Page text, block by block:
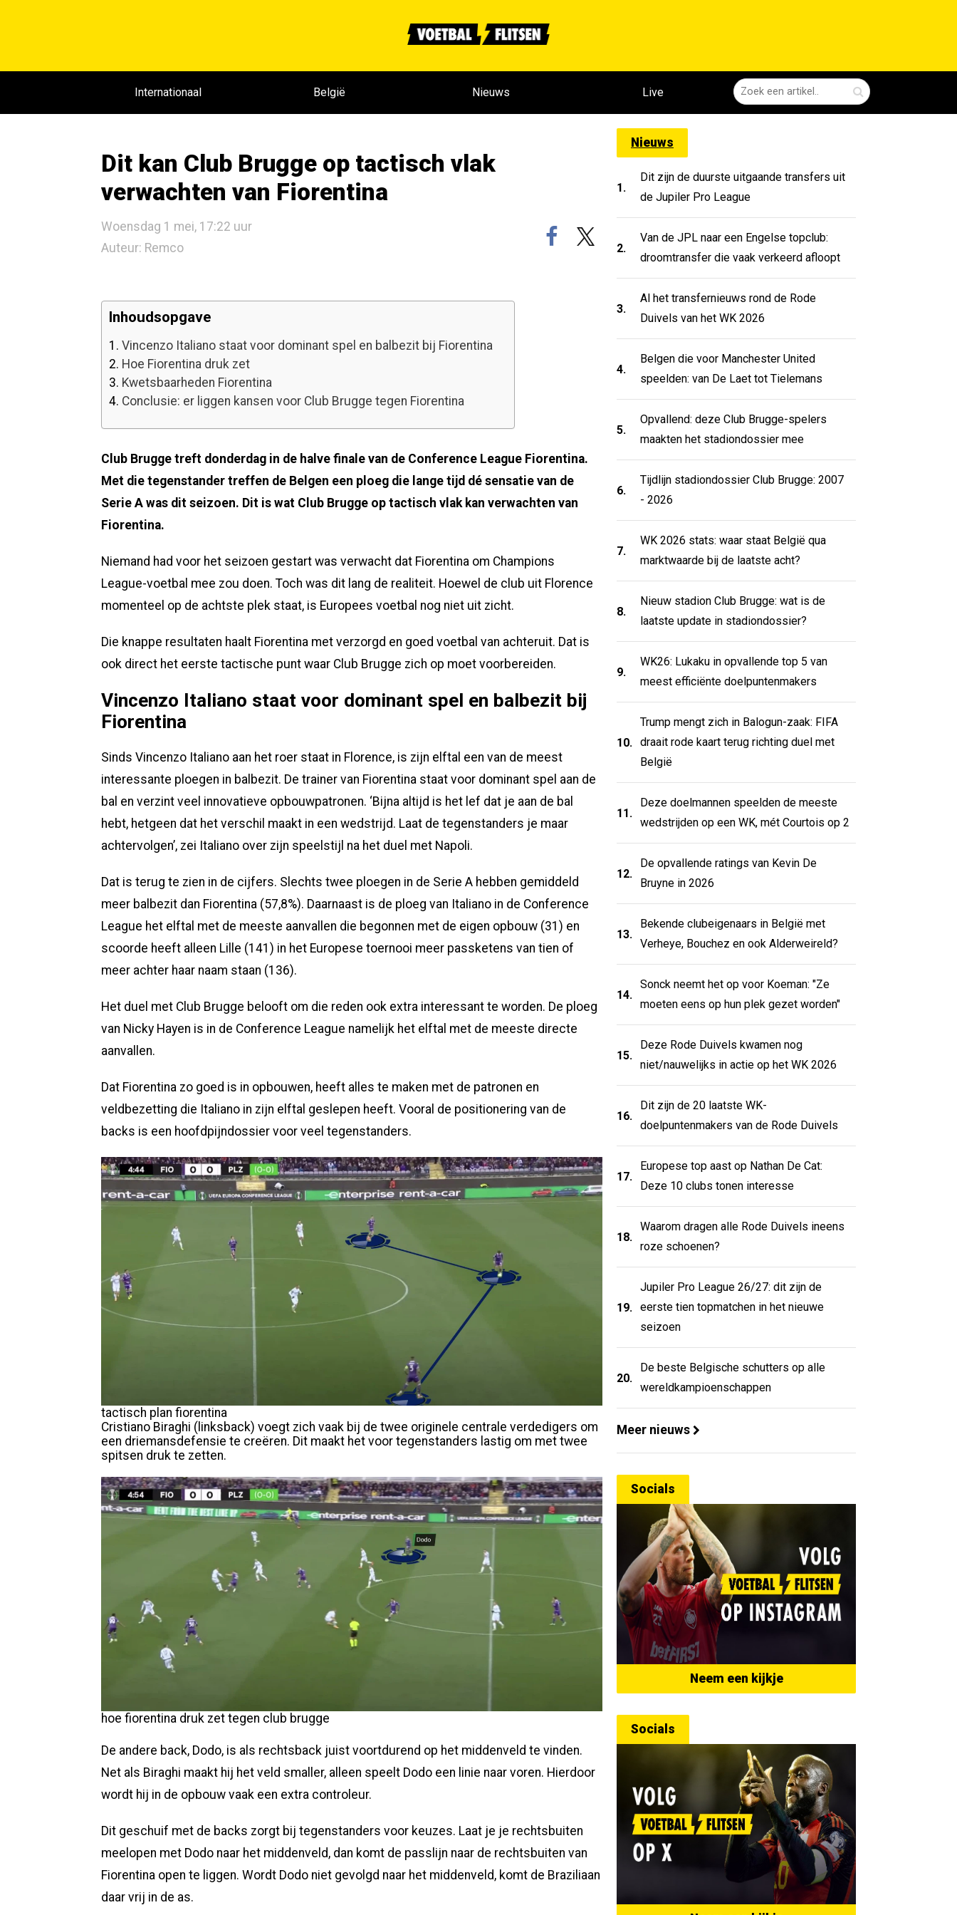
Internationaal België Nieuws Live
Dit kan Club Brugge op tactisch vlak
verwachten van Fiorentina
Woensdag 1 mei, 17:22 uur
Auteur: Remco
Inhoudsopgave
1. Vincenzo Italiano staat voor dominant spel en balbezit bij Fiorentina
2. Hoe Fiorentina druk zet
3. Kwetsbaarheden Fiorentina
4. Conclusie: er liggen kansen voor Club Brugge tegen Fiorentina
Club Brugge treft donderdag in de halve finale van de Conference League Fiorentina.
Met die tegenstander treffen de Belgen een ploeg die lange tijd dé sensatie van de
Serie A was dit seizoen. Dit is wat Club Brugge op tactisch vlak kan verwachten van
Fiorentina.
Niemand had voor het seizoen gestart was verwacht dat Fiorentina om Champions
League-voetbal mee zou doen. Toch was dit lang de realiteit. Hoewel de club uit Florence
momenteel op de achtste plek staat, is Europees voetbal nog niet uit zicht.
Die knappe resultaten haalt Fiorentina met verzorgd en goed voetbal van achteruit. Dat is
ook direct het eerste tactische punt waar Club Brugge zich op moet voorbereiden.
Vincenzo Italiano staat voor dominant spel en balbezit bij
Fiorentina
Sinds Vincenzo Italiano aan het roer staat in Florence, is zijn elftal een van de meest
interessante ploegen in balbezit. De trainer van Fiorentina staat voor dominant spel aan de
bal en verzint veel innovatieve opbouwpatronen. ‘Bijna altijd is het lef dat je aan de bal
hebt, hetgeen dat het verschil maakt in een wedstrijd. Laat de tegenstanders je maar
achtervolgen’, zei Italiano over zijn speelstijl na het duel met Napoli.
Dat is terug te zien in de cijfers. Slechts twee ploegen in de Serie A hebben gemiddeld
meer balbezit dan Fiorentina (57,8%). Daarnaast is de ploeg van Italiano in de Conference
League het elftal met de meeste aanvallen die begonnen met de eigen opbouw (31) en
scoorde heeft alleen Lille (141) in het Europese toernooi meer passketens van tien of
meer achter haar naam staan (136).
Het duel met Club Brugge belooft om die reden ook extra interessant te worden. De ploeg
van Nicky Hayen is in de Conference League namelijk het elftal met de meeste directe
aanvallen.
Dat Fiorentina zo goed is in opbouwen, heeft alles te maken met de patronen en
veldbezetting die Italiano in zijn elftal geslepen heeft. Vooral de positionering van de
backs is een hoofdpijndossier voor veel tegenstanders.
tactisch plan fiorentina
Cristiano Biraghi (linksback) voegt zich vaak bij de twee originele centrale verdedigers om
een driemansdefensie te creëren. Dit maakt het voor tegenstanders lastig om met twee
spitsen druk te zetten.
hoe fiorentina druk zet tegen club brugge
De andere back, Dodo, is als rechtsback juist voortdurend op het middenveld te vinden.
Net als Biraghi maakt hij het veld smaller, alleen speelt Dodo een linie naar voren. Hierdoor
wordt hij in de opbouw vaak een extra controleur.
Dit geschuif met de backs zorgt bij tegenstanders voor keuzes. Laat je je rechtsbuiten
meelopen met Dodo naar het middenveld, dan komt de passlijn naar de rechtsbuiten van
Fiorentina open te liggen. Wordt Dodo niet gevolgd naar het middenveld, komt de Braziliaan
daar vrij in de as.
Nieuws
1.
Dit zijn de duurste uitgaande transfers uit
de Jupiler Pro League
2.
Van de JPL naar een Engelse topclub:
droomtransfer die vaak verkeerd afloopt
3.
Al het transfernieuws rond de Rode
Duivels van het WK 2026
4.
Belgen die voor Manchester United
speelden: van De Laet tot Tielemans
5.
Opvallend: deze Club Brugge-spelers
maakten het stadiondossier mee
6.
Tijdlijn stadiondossier Club Brugge: 2007
- 2026
7.
WK 2026 stats: waar staat België qua
marktwaarde bij de laatste acht?
8.
Nieuw stadion Club Brugge: wat is de
laatste update in stadiondossier?
9.
WK26: Lukaku in opvallende top 5 van
meest efficiënte doelpuntenmakers
10.
Trump mengt zich in Balogun-zaak: FIFA
draait rode kaart terug richting duel met
België
11.
Deze doelmannen speelden de meeste
wedstrijden op een WK, mét Courtois op 2
12.
De opvallende ratings van Kevin De
Bruyne in 2026
13.
Bekende clubeigenaars in België met
Verheye, Bouchez en ook Alderweireld?
14.
Sonck neemt het op voor Koeman: "Ze
moeten eens op hun plek gezet worden"
15.
Deze Rode Duivels kwamen nog
niet/nauwelijks in actie op het WK 2026
16.
Dit zijn de 20 laatste WK-
doelpuntenmakers van de Rode Duivels
17.
Europese top aast op Nathan De Cat:
Deze 10 clubs tonen interesse
18.
Waarom dragen alle Rode Duivels ineens
roze schoenen?
19.
Jupiler Pro League 26/27: dit zijn de
eerste tien topmatchen in het nieuwe
seizoen
20.
De beste Belgische schutters op alle
wereldkampioenschappen
Meer nieuws
Socials
Neem een kijkje
Socials